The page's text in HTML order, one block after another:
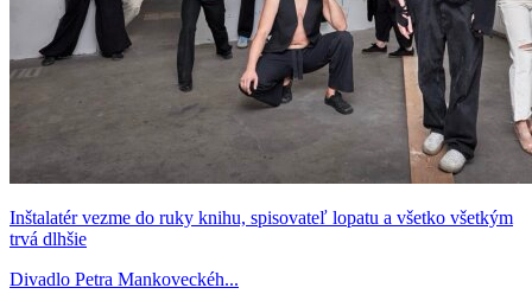
Inštalatér vezme do ruky knihu, spisovateľ lopatu a všetko všetkým
trvá dlhšie
Divadlo Petra Mankoveckéh...